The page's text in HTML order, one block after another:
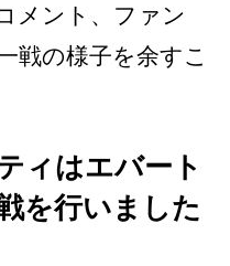
メント、ファン
戦の様子を余すこ
ィはエバート
を行いました